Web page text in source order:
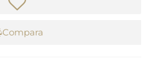
Compara